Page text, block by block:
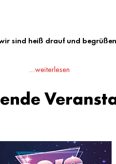
sind heiß drauf und
....weiterlesen